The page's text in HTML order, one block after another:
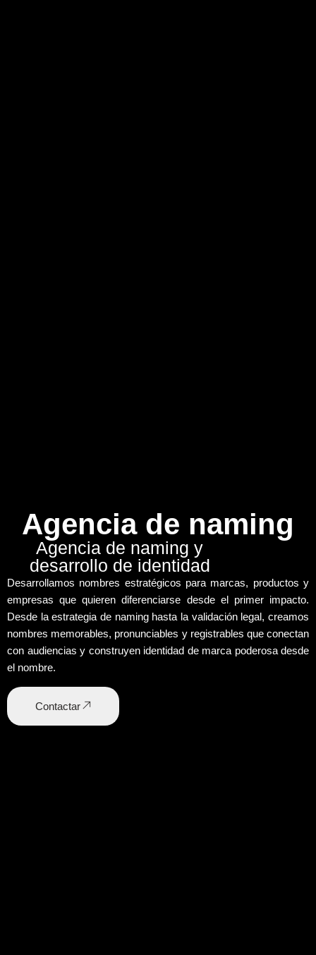
Agencia de naming
Agencia de naming y
desarrollo de identidad
Desarrollamos nombres estratégicos para marcas, productos y
empresas que quieren diferenciarse desde el primer impacto.
Desde laestrategia de naminghasta la validación legal, creamos
nombres memorables, pronunciables y registrables que conectan
con audiencias y construyen identidad de marca poderosa desde
el nombre.
Contactar